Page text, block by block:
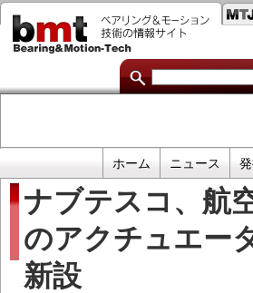
メ
イ
テ
ラ
イ
リ
ホーム ニュース
ナブテスコ、航
のアクチュエー
新設